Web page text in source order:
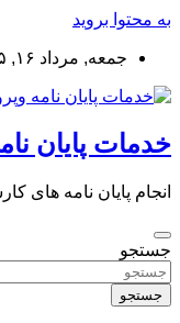
به محتوا بروید
جمعه, مرداد ۱۶, ۱۴۰۵
خدمات پایان
انجام پایان نامه
جستجو
جستجو